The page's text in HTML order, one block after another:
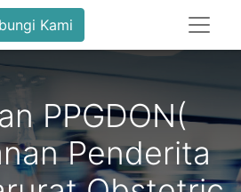
Kami
PPGDON(
Penderita